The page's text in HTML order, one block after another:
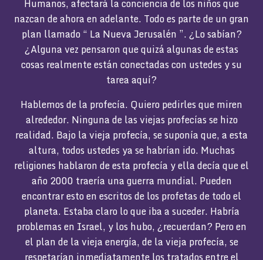
Humanos, afectará la conciencia de los niños que
nazcan de ahora en adelante. Todo es parte de un gran
plan llamado “ La Nueva Jerusalén ”. ¿Lo sabían?
¿Alguna vez pensaron que quizá algunas de estas
cosas realmente están conectadas con ustedes y su
tarea aquí?
Hablemos de la profecía. Quiero pedirles que miren
alrededor. Ninguna de las viejas profecías se hizo
realidad. Bajo la vieja profecía, se suponía que, a esta
altura, todos ustedes ya se habrían ido. Muchas
religiones hablaron de esta profecía y ella decía que el
año 2000 traería una guerra mundial. Pueden
encontrar esto en escritos de los profetas de todo el
planeta. Estaba claro lo que iba a suceder. Habría
problemas en Israel, y los hubo, ¿recuerdan? Pero en
el plan de la vieja energía, de la vieja profecía, se
respetarían inmediatamente los tratados entre el